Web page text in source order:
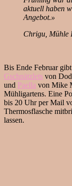
aktuell haben
Angebot.»
Chrigu, Mühle
Bis Ende Februar gibt
Gschnätzlets von
und Paella von Mike
Mühligartens. Eine
bis 20 Uhr per Mail
Thermosflasche
lassen.